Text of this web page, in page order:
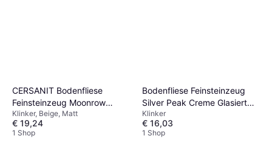
CERSANIT Bodenfliese
Feinsteinzeug Moonrow
Beige Matt 59.8 cm x 59.8
cm
Klinker, Beige, Matt
€ 19,24
1 Shop
Bodenfliese Feinsteinzeug
Silver Peak Creme Glasiert
Matt 59.8 cm x 59.8 cm
Klinker
€ 16,03
1 Shop